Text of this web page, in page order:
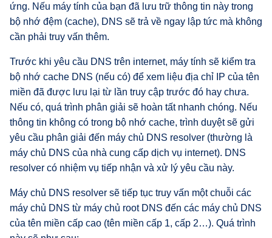
ứng. Nếu máy tính của bạn đã lưu trữ thông tin này trong
bộ nhớ đệm (cache), DNS sẽ trả về ngay lập tức mà không
cần phải truy vấn thêm.
Trước khi yêu cầu DNS trên internet, máy tính sẽ kiểm tra
bộ nhớ cache DNS (nếu có) để xem liệu địa chỉ IP của tên
miền đã được lưu lại từ lần truy cập trước đó hay chưa.
Nếu có, quá trình phân giải sẽ hoàn tất nhanh chóng. Nếu
thông tin không có trong bộ nhớ cache, trình duyệt sẽ gửi
yêu cầu phân giải đến máy chủ DNS resolver (thường là
máy chủ DNS của nhà cung cấp dịch vụ internet). DNS
resolver có nhiệm vụ tiếp nhận và xử lý yêu cầu này.
Máy chủ DNS resolver sẽ tiếp tục truy vấn một chuỗi các
máy chủ DNS từ máy chủ root DNS đến các máy chủ DNS
của tên miền cấp cao (tên miền cấp 1, cấp 2…). Quá trình